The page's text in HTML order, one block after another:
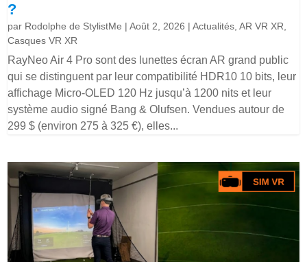
?
par Rodolphe de StylistMe |Août 2, 2026 |Actualités ,AR VR XR
Casques VR XR
RayNeo Air 4 Pro sont des lunettes écran AR grand public
qui se distinguent par leur compatibilité HDR10 10 bits, leur
affichage Micro-OLED 120 Hz jusqu’à 1200 nits et leur
système audio signé Bang & Olufsen. Vendues autour de
299 $ (environ 275 à 325 €), elles...